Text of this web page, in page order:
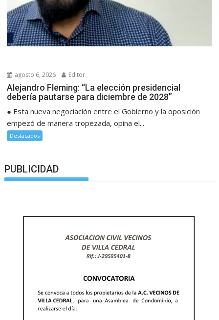
agosto 6, 2026 Editor
Alejandro Fleming: “La elección presidencial
debería pautarse para diciembre de 2028”
● Esta nueva negociación entre el Gobierno y la oposición
empezó de manera tropezada, opina el...
Destacados
PUBLICIDAD